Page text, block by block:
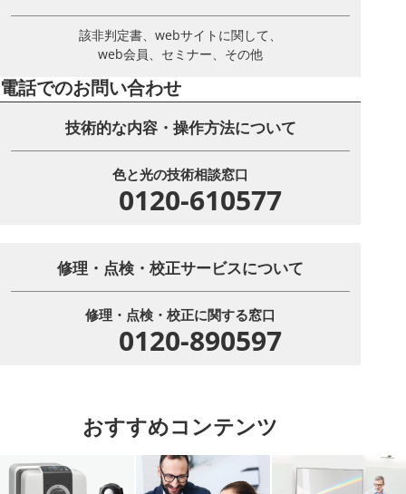
該非判定書、webサイトに関して、
web会員、セミナー、その他
電話でのお問い合わせ
技術的な内容・操作方法について
色と光の技術相談窓口
0120-610577
修理・点検・校正サービスについて
修理・点検・校正に関する窓口
0120-890597
おすすめコンテンツ